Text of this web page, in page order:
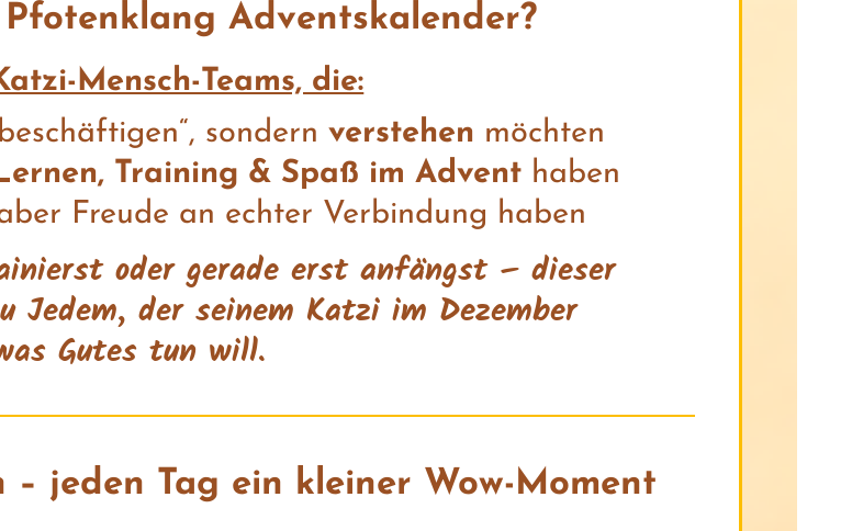
Adventskalender?
Mensch-Teams, die:
sondern verstehen möchten
Training & Spaß im Advent haben
Freude an echter Verbindung haben
oder gerade erst anfängst – dieser
Jedem, der seinem Katzi im Dezember
Gutes tun will.
– jeden Tag ein kleiner Wow-Moment